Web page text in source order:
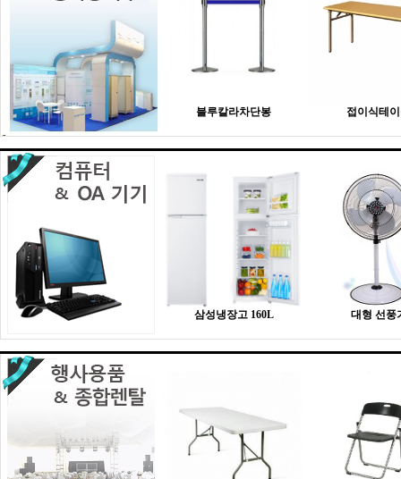
블루칼라차단봉 접이식테
삼성냉장고 160L 대형 선풍